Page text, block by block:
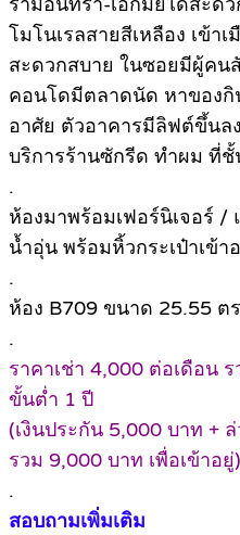
โมโนเรลสายสีเหลือง เข้า
สะดวกสบาย ในซอยมีผู้ค
คอนโดมีตลาดนัด หาของ
อาศัย ตัวอาคารมีลิฟต์ขึ้นล
บริการร้านซักรีด ทำผม ที่ชั้
.
ห้องมาพร้อมเฟอร์นิเจอร์ /
น้ำอุ่น พร้อมหิ้วกระเป๋าเข้า
.
ห้อง B709 ขนาด 25.55 ต
.
ราคาเช่า 4,000 ต่อเดือน
ขั้นต่ำ 1 ปี
(เงินประกัน 5,000 บาท +
รวม 9,000 บาท เพื่อเข้าอยู่)
.
สอบถามเพิ่มเติม